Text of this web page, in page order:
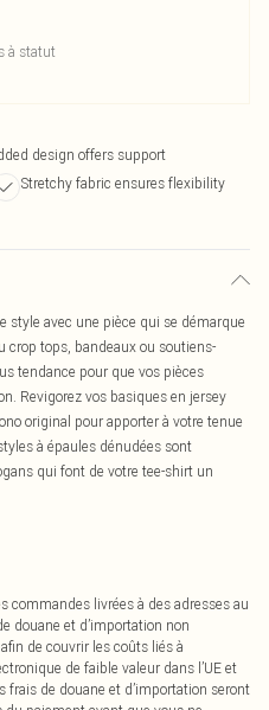
à statut
design offers support
Stretchy fabric ensures flexibility
style avec une pièce qui se démarque
crop tops, bandeaux ou soutiens-
tendance pour que vos pièces
Revigorez vos basiques en jersey
original pour apporter à votre tenue
à épaules dénudées sont
qui font de votre tee-shirt un
livrées à des adresses au
douane et d’importation non
de couvrir les coûts liés à
de faible valeur dans l’UE et
frais de douane et d’importation seront